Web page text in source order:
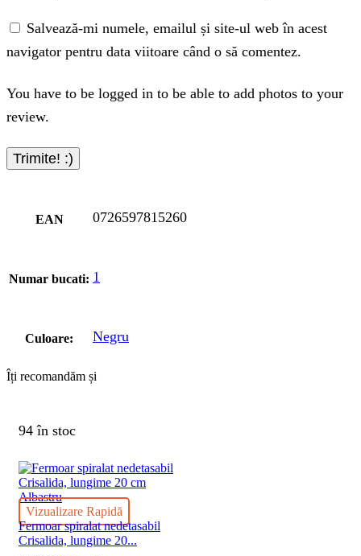
Salvează-mi numele, emailul și site-ul web în acest
navigator pentru data viitoare când o să comentez.
You have to be logged in to be able to add photos to your
review.
EAN 0726597815260
Numar bucati: 1
Culoare: Negru
Îți recomandăm și
94 în stoc
Vizualizare Rapidă
Fermoar spiralat nedetasabil
Crisalida, lungime 20...